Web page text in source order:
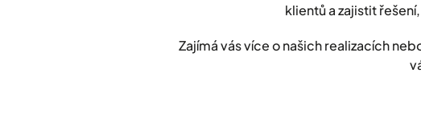
klientů a zajistit
Zajímá vás více o našich realizacích